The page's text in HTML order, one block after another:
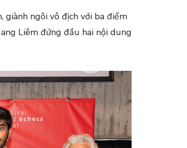
ngôi vô địch với ba điểm
Liêm đứng đầu hai nội dung